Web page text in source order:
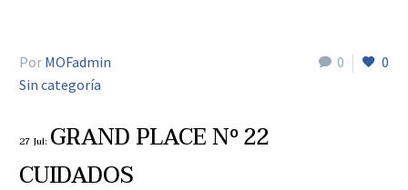
0 0
Por MOFadmin
Sin categoría
27 Jul: GRAND PLACE Nº 22
CUIDADOS